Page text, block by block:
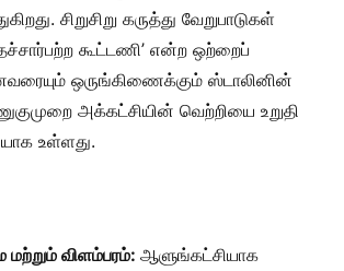
சிறுசிறு கருத்து வேறுபாடுகள்
கூட்டணி’ என்ற ஒற்றைப்
ஒருங்கிணைக்கும் ஸ்டாலினின்
அக்கட்சியின் வெற்றியை உறுதி
உள்ளது.
விளம்பரம்: ஆளுங்கட்சியாக